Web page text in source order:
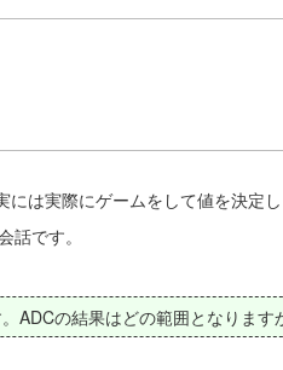
は実際にゲームをして値を決定
です。
ADCの結果はどの範囲となります